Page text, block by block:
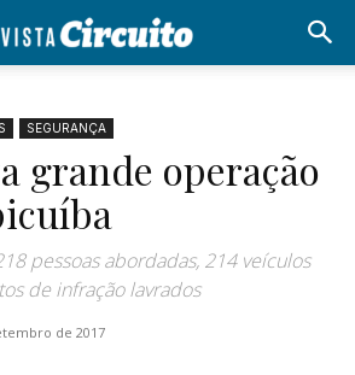
SEGURANÇA
grande operação
pessoas abordadas, 214 veículos
de infração lavrados
de 2017